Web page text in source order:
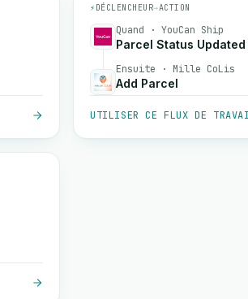
⚡ DÉCLENCHEUR→ACTION
Quand · YouCan Ship
Parcel Status Updated
Ensuite · Mille CoLis
Add Parcel
UTILISER CE FLUX DE